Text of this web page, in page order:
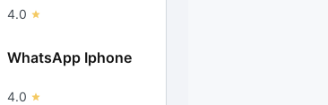
4.0
WhatsApp Iphone
4.0